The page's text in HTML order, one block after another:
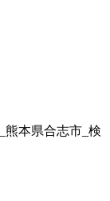
本県合志市_検